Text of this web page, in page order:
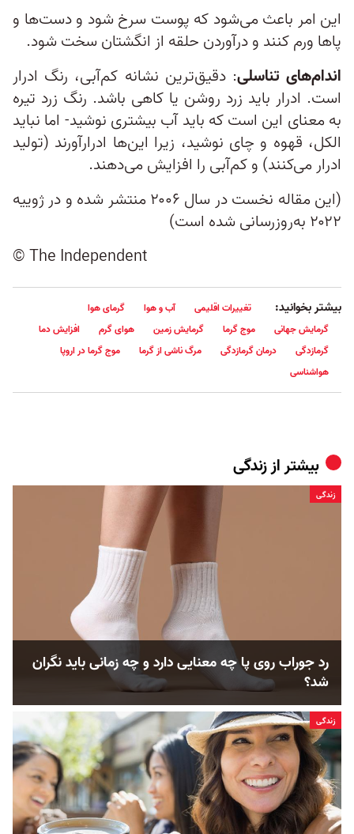
این امر باعث می‌شود که پوست سرخ شود و دست‌ها و
پاها ورم کنند و درآوردن حلقه از انگشتان سخت شود.
اندام‌های تناسلی: دقیق‌ترین نشانه کم‌آبی، رنگ ادرار
است. ادرار باید زرد روشن یا کاهی باشد. رنگ زرد تیره
به معنای این است که باید آب بیشتری نوشید- اما نباید
الکل، قهوه و چای نوشید، زیرا این‌ها ادرارآورند (تولید
ادرار می‌کنند) و کم‌آبی را افزایش می‌دهند.
(این مقاله نخست در سال ۲۰۰۶ منتشر شده و در ژوییه
۲۰۲۲ به‌روزرسانی شده است)
© The Independent
بیشتر بخوانید: تغییرات اقلیمی آب و هوا
گرمای هوا
گرمایش جهانی
موج گرما گرمایش زمین هوای گرم
افزایش دما
گرمازدگی
درمان گرمازدگی مرگ ناشی از گرما
موج گرما در اروپا
هواشناسی
بیشتر اززندگی
زندگی
رد جوراب روی پا چه معنایی دارد و چه زمانی باید نگران
شد؟
زندگی